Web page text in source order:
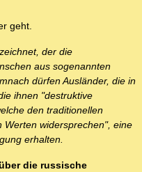
geht.
der die
aus sogenannten
dürfen Ausländer, die in
ihnen "destruktive
den traditionellen
Werten widersprechen", eine
erhalten.
die russische